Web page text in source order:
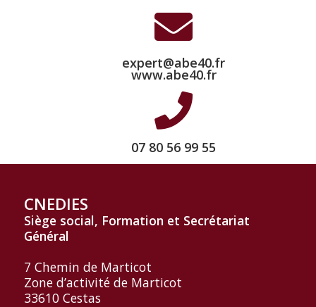
expert@abe40.fr
www.abe40.fr
07 80 56 99 55
CNEDIES
Siège social, Formation et Secrétariat
Général
7 Chemin de Marticot
Zone d’activité de Marticot
33610 Cestas